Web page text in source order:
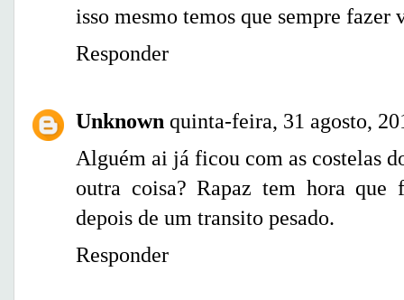
isso mesmo temos que sempre
Responder
Unknown quinta-feira, 31 agosto,
Alguém ai já ficou com as costelas
outra coisa? Rapaz tem hora que
depois de um transito pesado.
Responder